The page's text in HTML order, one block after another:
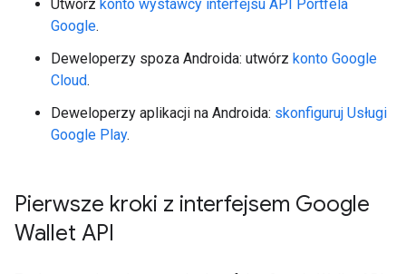
Utwórz konto wystawcy interfejsu API Portfela
Google.
Deweloperzy spoza Androida: utwórz konto Google
Cloud.
Deweloperzy aplikacji na Androida: skonfiguruj Usługi
Google Play.
Pierwsze kroki z interfejsem Google
Wallet API